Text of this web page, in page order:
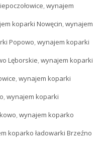
,wynajem
koparki Nowęcin,wynajem
Popowo,wynajem koparki
Lęborskie,wynajem koparki
,wynajem koparki
,wynajem koparki
,wynajem koparko
koparko ładowarki Brzeźno